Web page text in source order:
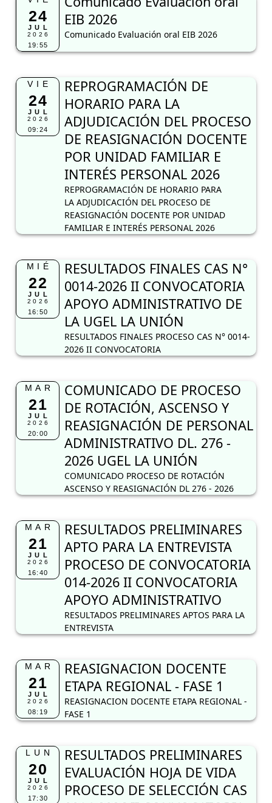
24
JUL
2026
19:55
EIB 2026
Comunicado Evaluación oral EIB 2026
VIE
24
JUL
2026
09:24
REPROGRAMACIÓN DE
HORARIO PARA LA
ADJUDICACIÓN DEL PROCESO
DE REASIGNACIÓN DOCENTE
POR UNIDAD FAMILIAR E
INTERÉS PERSONAL 2026
REPROGRAMACIÓN DE HORARIO PARA
LA ADJUDICACIÓN DEL PROCESO DE
REASIGNACIÓN DOCENTE POR UNIDAD
FAMILIAR E INTERÉS PERSONAL 2026
MIÉ
22
JUL
2026
16:50
RESULTADOS FINALES CAS N°
0014-2026 II CONVOCATORIA
APOYO ADMINISTRATIVO DE
LA UGEL LA UNIÓN
RESULTADOS FINALES PROCESO CAS N° 0014-
2026 II CONVOCATORIA
MAR
21
JUL
2026
20:00
COMUNICADO DE PROCESO
DE ROTACIÓN, ASCENSO Y
REASIGNACIÓN DE PERSONAL
ADMINISTRATIVO DL. 276 -
2026 UGEL LA UNIÓN
COMUNICADO PROCESO DE ROTACIÓN
ASCENSO Y REASIGNACIÓN DL 276 - 2026
MAR
21
JUL
2026
16:40
RESULTADOS PRELIMINARES
APTO PARA LA ENTREVISTA
PROCESO DE CONVOCATORIA
014-2026 II CONVOCATORIA
APOYO ADMINISTRATIVO
RESULTADOS PRELIMINARES APTOS PARA LA
ENTREVISTA
MAR
21
JUL
2026
08:19
REASIGNACION DOCENTE
ETAPA REGIONAL - FASE 1
REASIGNACION DOCENTE ETAPA REGIONAL -
FASE 1
LUN
20
JUL
2026
17:30
RESULTADOS PRELIMINARES
EVALUACIÓN HOJA DE VIDA
PROCESO DE SELECCIÓN CAS